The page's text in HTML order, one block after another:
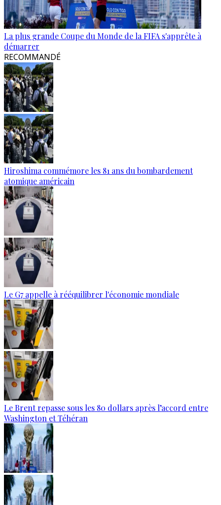
La plus grande Coupe du Monde de la FIFA s'apprête à
démarrer
RECOMMANDÉ
Hiroshima commémore les 81 ans du bombardement
atomique américain
Le G7 appelle à rééquilibrer l'économie mondiale
Le Brent repasse sous les 80 dollars après l’accord entre
Washington et Téhéran